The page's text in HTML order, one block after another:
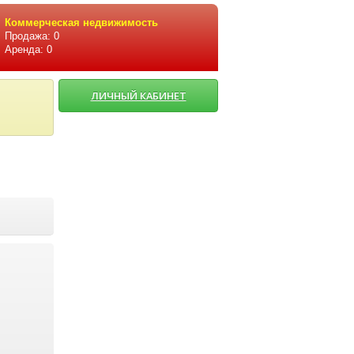
Коммерческая недвижимость
Продажа: 0
Аренда: 0
ЛИЧНЫЙ КАБИНЕТ